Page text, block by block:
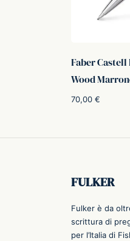
Faber
Wood
70,00 €
FULKER
Fulker è da
scrittura di
per l’Italia di